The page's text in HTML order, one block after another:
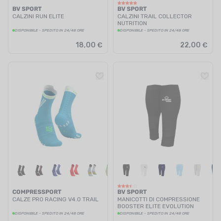
BV SPORT
CALZINI RUN ELITE
DISPONIBILE - SPEDITO IN 24/48 ORE
18,00 €
BV SPORT
CALZINI TRAIL COLLECTOR
NUTRITION
DISPONIBILE - SPEDITO IN 24/48 ORE
22,00 €
COMPRESSPORT
CALZE PRO RACING V4.0 TRAIL
DISPONIBILE - SPEDITO IN 24/48 ORE
BV SPORT
MANICOTTI DI COMPRESSIONE
BOOSTER ELITE EVOLUTION
DISPONIBILE - SPEDITO IN 24/48 ORE